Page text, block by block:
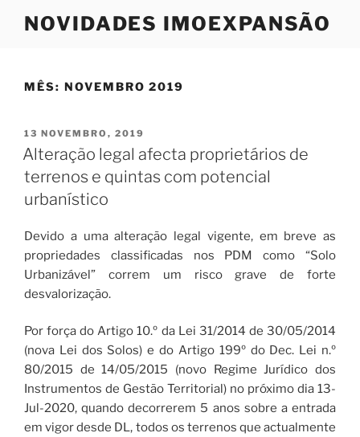
NOVIDADES IMOEXPANSÃO
MÊS: NOVEMBRO 2019
PUBLICADO
EM
13 NOVEMBRO, 2019
Alteração legal afecta proprietários de
terrenos e quintas com potencial
urbanístico
Devido a uma alteração legal vigente, em breve as
propriedades classificadas nos PDM como “Solo
Urbanizável” correm um risco grave de forte
desvalorização.
Por força do Artigo 10.º da Lei 31/2014 de 30/05/2014
(nova Lei dos Solos) e do Artigo 199º do Dec. Lei n.º
80/2015 de 14/05/2015 (novo Regime Jurídico dos
Instrumentos de Gestão Territorial) no próximo dia 13-
Jul-2020, quando decorrerem 5 anos sobre a entrada
em vigor desde DL, todos os terrenos que actualmente